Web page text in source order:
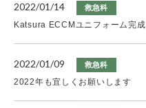
2022/01/14 救急科
Katsura ECCMユニフォーム完成
2022/01/09 救急科
2022年も宜しくお願いします